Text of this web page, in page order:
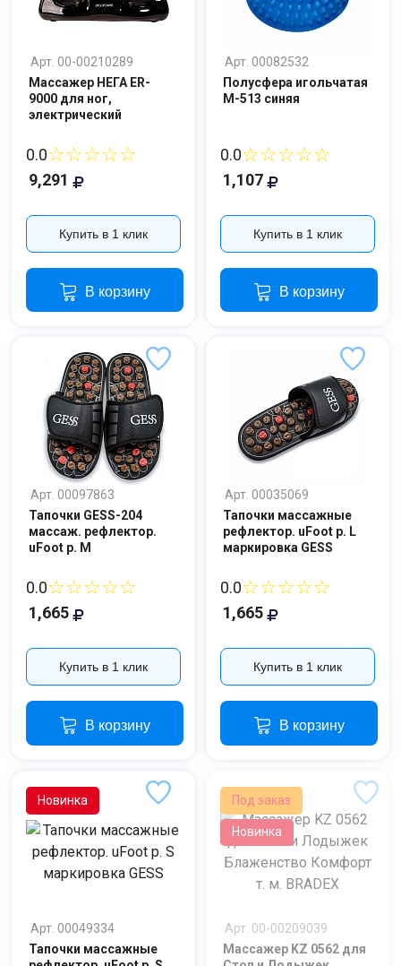
Арт. 00-00210289
Массажер НЕГА ER-
9000 для ног,
электрический
0.0☆☆☆☆☆
9,291
Купить в 1 клик
В корзину
Арт. 00082532
Полусфера игольчатая
М-513 синяя
0.0☆☆☆☆☆
1,107
Купить в 1 клик
В корзину
Арт. 00097863
Тапочки GESS-204
массаж. рефлектор.
uFoot р. M
0.0☆☆☆☆☆
1,665
Купить в 1 клик
В корзину
Арт. 00035069
Тапочки массажные
рефлектор. uFoot р. L
маркировка GESS
0.0☆☆☆☆☆
1,665
Купить в 1 клик
В корзину
Новинка
Арт. 00049334
Тапочки массажные
Под заказ
Новинка
Арт. 00-00209039
Массажер KZ 0562 для
Номер телефона